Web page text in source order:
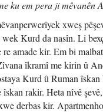
ku em pera ji mêvanên
xweş
Kurd da nasîn. Li
amade kir. Em bi
îkramî me kirin û
Kurd û Ruman
rakir. Heta nîvê
derbas kir.